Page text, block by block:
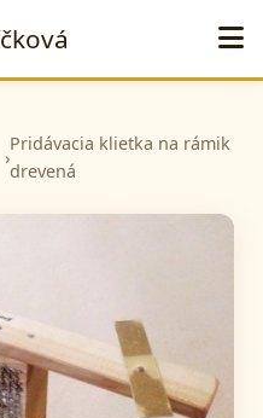
›
Pridávacia klietka na rámik
drevená